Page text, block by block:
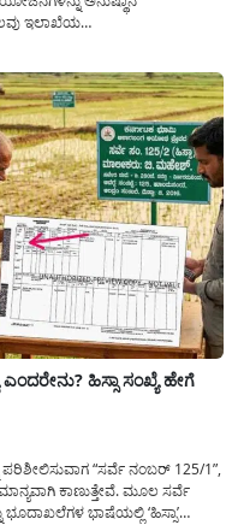
ಇಲಾಖೆಯ
ವಿದ್ಯಾರ್ಥಿಗಳಿಗೆ ಅರ್ಜಿ ಸಲ್ಲಿಸಲು
ಹಿಸ್ಸಾ ಸಂಖ್ಯೆ ಹೇಗೆ
“ಸರ್ವೆ ನಂಬರ್ 125/1”,
ಕಾಣುತ್ತೇವೆ. ಮೂಲ ಸರ್ವೆ
ಭಾಷೆಯಲ್ಲಿ ‘ಹಿಸ್ಸಾ’